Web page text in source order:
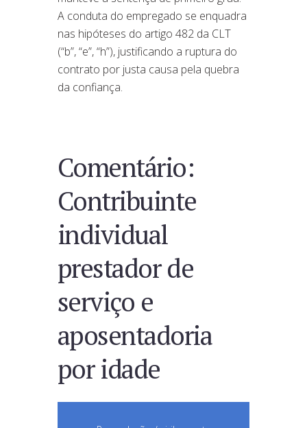
A conduta do empregado se enquadra
nas hipóteses do artigo 482 da CLT
(“b”, “e”, “h”), justificando a ruptura do
contrato por justa causa pela quebra
da confiança.
Comentário:
Contribuinte
individual
prestador de
serviço e
aposentadoria
por idade